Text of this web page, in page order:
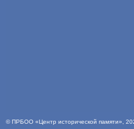
©ПРБОО «Центр исторической памяти» ,